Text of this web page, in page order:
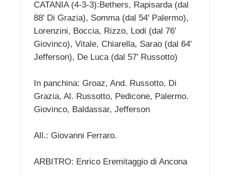
CATANIA (4-3-3):Bethers, Rapisarda (dal
88' Di Grazia), Somma (dal 54' Palermo),
Lorenzini, Boccia, Rizzo, Lodi (dal 76'
Giovinco), Vitale, Chiarella, Sarao (dal 64'
Jefferson), De Luca (dal 57' Russotto)
In panchina: Groaz, And. Russotto, Di
Grazia, Al. Russotto, Pedicone, Palermo.
Giovinco, Baldassar, Jefferson
All.: Giovanni Ferraro.
ARBITRO: Enrico Eremitaggio di Ancona